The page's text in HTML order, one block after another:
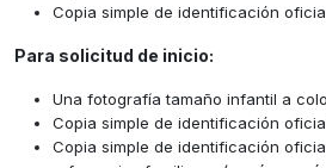
Copia simple de identificación
Para solicitud de inicio:
Una fotografía tamaño infantil a
Copia simple de identificación
Copia simple de identificación